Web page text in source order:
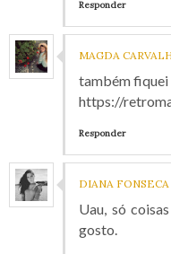
Responder
MAGDA
também fiquei
https://
Responder
DIANA FONSECA
Uau, só
gosto.